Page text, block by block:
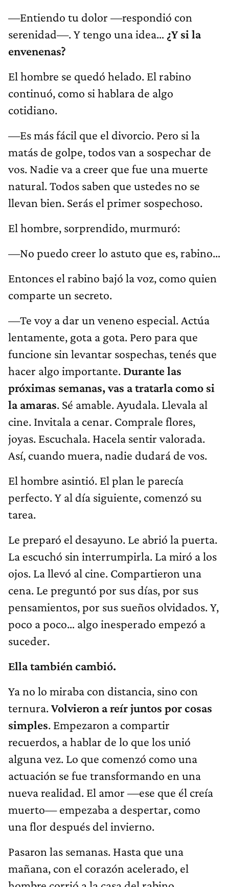
—Entiendo tu dolor —respondió con
serenidad—. Y tengo una idea… ¿Y si la
envenenas?
El hombre se quedó helado. El rabino
continuó, como si hablara de algo
cotidiano.
—Es más fácil que el divorcio. Pero si la
matás de golpe, todos van a sospechar de
vos. Nadie va a creer que fue una muerte
natural. Todos saben que ustedes no se
llevan bien. Serás el primer sospechoso.
El hombre, sorprendido, murmuró:
—No puedo creer lo astuto que es, rabino…
Entonces el rabino bajó la voz, como quien
comparte un secreto.
—Te voy a dar un veneno especial. Actúa
lentamente, gota a gota. Pero para que
funcione sin levantar sospechas, tenés que
hacer algo importante. Durante las
próximas semanas, vas a tratarla como si
la amaras. Sé amable. Ayudala. Llevala al
cine. Invitala a cenar. Comprale flores,
joyas. Escuchala. Hacela sentir valorada.
Así, cuando muera, nadie dudará de vos.
El hombre asintió. El plan le parecía
perfecto. Y al día siguiente, comenzó su
tarea.
Le preparó el desayuno. Le abrió la puerta.
La escuchó sin interrumpirla. La miró a los
ojos. La llevó al cine. Compartieron una
cena. Le preguntó por sus días, por sus
pensamientos, por sus sueños olvidados. Y,
poco a poco… algo inesperado empezó a
suceder.
Ella también cambió.
Ya no lo miraba con distancia, sino con
ternura.Volvieron a reír juntos por cosas
simples. Empezaron a compartir
recuerdos, a hablar de lo que los unió
alguna vez. Lo que comenzó como una
actuación se fue transformando en una
nueva realidad. El amor —ese que él creía
muerto— empezaba a despertar, como
una flor después del invierno.
Pasaron las semanas. Hasta que una
mañana, con el corazón acelerado, el